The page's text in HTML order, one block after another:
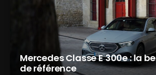
Mercedes Classe E 300e : la
de référence